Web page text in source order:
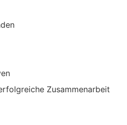
Zusammenarbeit